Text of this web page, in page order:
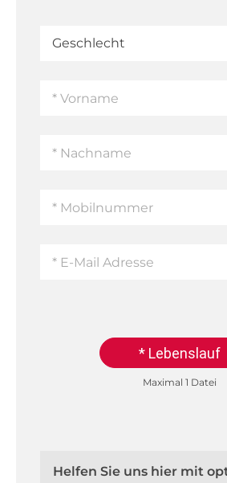
* Lebenslauf
Maximal 1 Datei
Helfen Sie uns hier mit